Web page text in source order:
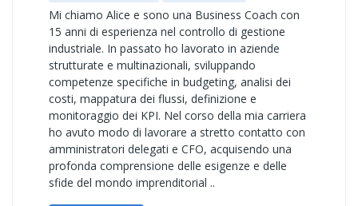
Mi chiamo Alice e sono una Business Coach con
15 anni di esperienza nel controllo di gestione
industriale. In passato ho lavorato in aziende
strutturate e multinazionali, sviluppando
competenze specifiche in budgeting, analisi dei
costi, mappatura dei flussi, definizione e
monitoraggio dei KPI. Nel corso della mia carriera
ho avuto modo di lavorare a stretto contatto con
amministratori delegati e CFO, acquisendo una
profonda comprensione delle esigenze e delle
sfide del mondo imprenditorial ..